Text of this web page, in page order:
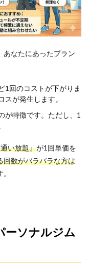
あなたにあったプラン
1回のコストが下がりま
が発生します。
が特徴です。ただし、1
い放題』が1回単価を
回数がバラバラな方は
ーソナルジム